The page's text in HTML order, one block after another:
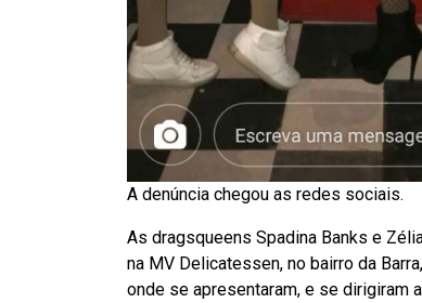
A denúncia chegou as redes sociais.
As dragsqueens Spadina Banks e
na MV Delicatessen, no bairro da
onde se apresentaram, e se dirigiram